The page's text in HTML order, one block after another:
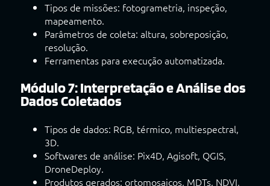
Tipos de missões: fotogrametria, inspeção,
mapeamento.
Parâmetros de coleta: altura, sobreposição,
resolução.
Ferramentas para execução automatizada.
Módulo 7: Interpretação e Análise dos
Dados Coletados
Tipos de dados: RGB, térmico, multiespectral,
3D.
Softwares de análise: Pix4D, Agisoft, QGIS,
DroneDeploy.
Produtos gerados: ortomosaicos, MDTs, NDVI,